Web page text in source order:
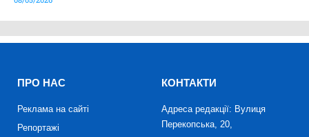
ПРО НАС
Реклама на сайті
Репортажі
КОНТАКТИ
Адреса редакції: Вулиця
Перекопська, 20,